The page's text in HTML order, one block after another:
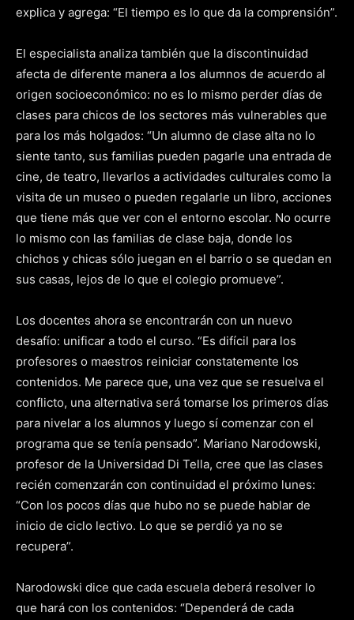
explica y agrega: “El tiempo es lo que da la comprensión”.
El especialista analiza también que la discontinuidad
afecta de diferente manera a los alumnos de acuerdo al
origen socioeconómico: no es lo mismo perder días de
clases para chicos de los sectores más vulnerables que
para los más holgados: “Un alumno de clase alta no lo
siente tanto, sus familias pueden pagarle una entrada de
cine, de teatro, llevarlos a actividades culturales como la
visita de un museo o pueden regalarle un libro, acciones
que tiene más que ver con el entorno escolar. No ocurre
lo mismo con las familias de clase baja, donde los
chichos y chicas sólo juegan en el barrio o se quedan en
sus casas, lejos de lo que el colegio promueve”.
Los docentes ahora se encontrarán con un nuevo
desafío: unificar a todo el curso. “Es difícil para los
profesores o maestros reiniciar constatemente los
contenidos. Me parece que, una vez que se resuelva el
conflicto, una alternativa será tomarse los primeros días
para nivelar a los alumnos y luego sí comenzar con el
programa que se tenía pensado”. Mariano Narodowski,
profesor de la Universidad Di Tella, cree que las clases
recién comenzarán con continuidad el próximo lunes:
“Con los pocos días que hubo no se puede hablar de
inicio de ciclo lectivo. Lo que se perdió ya no se
recupera”.
Narodowski dice que cada escuela deberá resolver lo
que hará con los contenidos: “Dependerá de cada